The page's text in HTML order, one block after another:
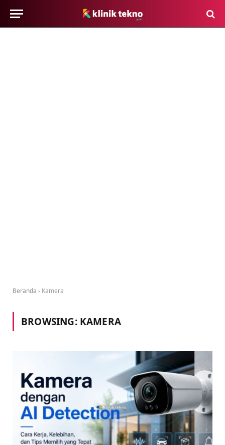
Beranda › Kamera
BROWSING: KAMERA